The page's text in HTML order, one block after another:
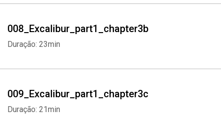
008_Excalibur_part1_chapter3b
Duração: 23min
009_Excalibur_part1_chapter3c
Duração: 21min